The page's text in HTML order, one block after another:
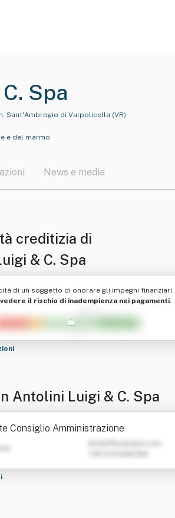
Spa
Sant'Ambrogio di Valpolicella (VR)
e del marmo
News e media
creditizia di
& C. Spa
di un soggetto di onorare gli impegni finanziari,
il rischio di inadempienza nei pagamenti.
Antolini Luigi & C. Spa
Consiglio Amministrazione